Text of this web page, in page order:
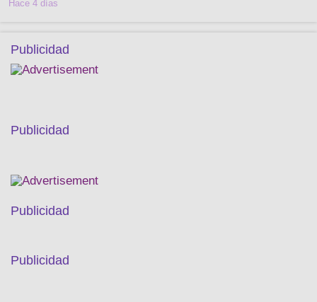
Hace 4 días
Publicidad
Publicidad
Publicidad
Publicidad